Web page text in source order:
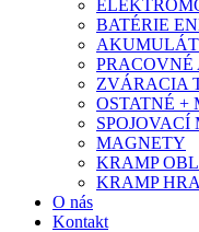
BATÉRIE
PRACOVNÉ
ZVÁRACIA
OSTATNÉ +
SPOJOVACÍ
MAGNETY
KRAMP
KRAMP
O nás
Kontakt